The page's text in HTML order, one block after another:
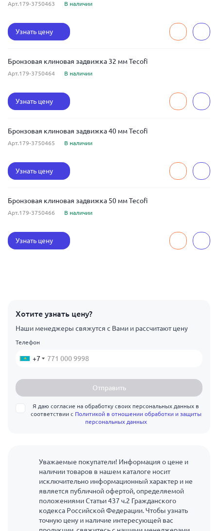
Арт.179-3750463 В наличии
Узнать цену
Бронзовая клиновая задвижка 32 мм Tecofi
Арт.179-3750464 В наличии
Узнать цену
Бронзовая клиновая задвижка 40 мм Tecofi
Арт.179-3750465 В наличии
Узнать цену
Бронзовая клиновая задвижка 50 мм Tecofi
Арт.179-3750466 В наличии
Узнать цену
Хотите узнать цену?
Наши менеджеры свяжутся с Вами и рассчитают цену
Телефон
+7
Отправить
Я даю согласие на обработку своих персональных данных в
соответствии с Политикой в отношении обработки и защиты
персональных данных
Уважаемые покупатели! Информация о цене и
наличии товаров в нашем каталоге носит
исключительно информационный характер и не
является публичной офертой, определяемой
положениями Статьи 437 ч.2 Гражданского
кодекса Российской Федерации. Чтобы узнать
точную цену и наличие интересующей вас